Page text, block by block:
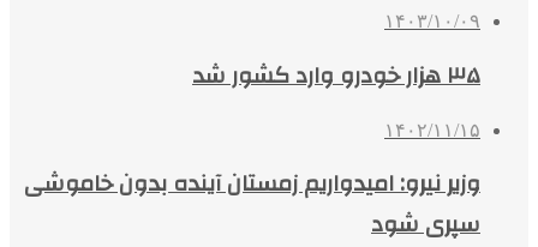
۱۴۰۳/۱۰/۰۹
۳۵ هزار خودرو وارد کشور شد
۱۴۰۲/۱۱/۱۵
وزیر نیرو: امیدواریم زمستان آینده بدون خاموشی
سپری شود